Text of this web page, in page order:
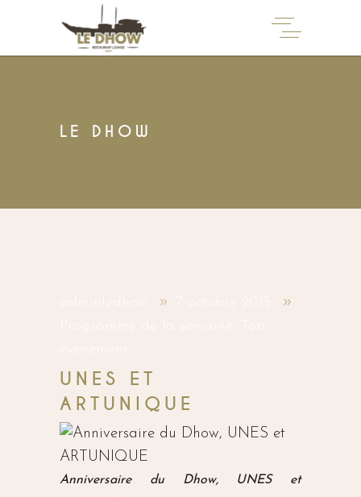
LE DHOW
UNES ET
ARTUNIQUE
Anniversaire du Dhow, UNES et